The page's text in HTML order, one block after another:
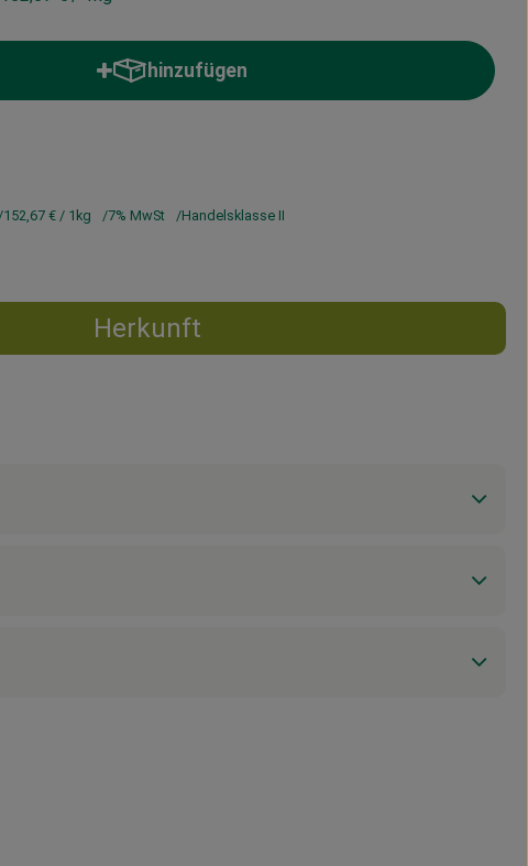
hinzufügen
Produkt zum Warenkorb hinzufügen
152,67 € / 1kg 7% MwSt Handelsklasse II
Herkunft